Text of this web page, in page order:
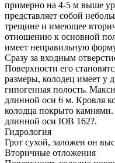
примерно на 4-5 м выше
представляет собой
трещине и имеющее
отношению к основной
имеет неправильную
Сразу за входным
Поверхности его
размеры, колодец имеет у
гипогенная полость.
длинной оси 6 м. Кровля
колодца покрыто
длинной оси ЮВ 162?.
Гидрология
Грот сухой, заложен он
Вторичные отложения